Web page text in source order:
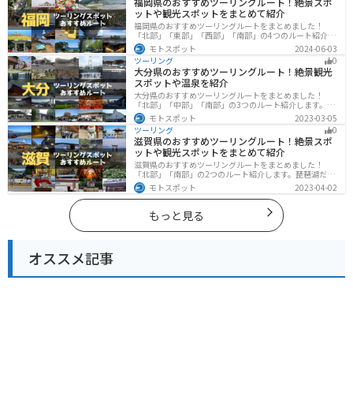
してください。
ットや観光スポットをまとめて紹介
福岡県のおすすめツーリングルートをまとめました！
「北部」「東部」「西部」「南部」の4つのルート紹介し
ます。豊かな自然から歴史ある名所、グルメまで多彩な
魅力が詰まっており、様々な楽しみ方ができます。バイ
クで福岡県にツーリングに行く際は参考にしてくださ
い。
モトスポット
2024-06-03
ツーリング
0
大分県のおすすめツーリングルート！絶景観光
スポットや温泉を紹介
大分県のおすすめツーリングルートをまとめました！
「北部」「中部」「南部」の3つのルート紹介します。阿
蘇の雄大な自然を満喫できるスポットや温泉を満喫する
ツーリングができます。バイクで大分県にツーリングに
行く際は参考にしてください。
モトスポット
2023-03-05
ツーリング
0
滋賀県のおすすめツーリングルート！絶景スポ
ットや観光スポットをまとめて紹介
滋賀県のおすすめツーリングルートをまとめました！
「北部」「南部」の2つのルート紹介します。琵琶湖だけ
でなく、比叡山ドライブウェイなどの山を楽しめるスポ
ットも多数あります。バイクで滋賀県にツーリングに行
く際は参考にしてください。
モトスポット 2023-04-02
もっと見る
オススメ記事